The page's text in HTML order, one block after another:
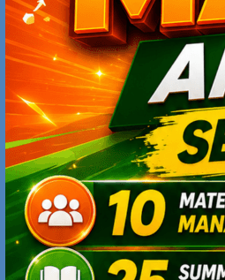
RECENT POSTS
4 Alasan Kunci Kenapa
Penting bagi Ekonomi Indonesia
Antisipasi Ancaman Gelombang
Diri Sebelum Terlambat
Mengapa Ekonomi Vietnam Sedang
Kebijakan Industri yang Mengubah
Menjadi Magnet Investasi Dunia
5 Tips Sukses Jadi Content
Bisa Bertahan Lama